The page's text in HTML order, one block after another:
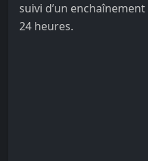
suivi d’un
24 heures.